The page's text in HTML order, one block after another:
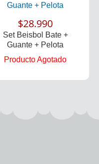
Guante + Pelota
$28.990
Set Beisbol Bate +
Guante + Pelota
Producto Agotado